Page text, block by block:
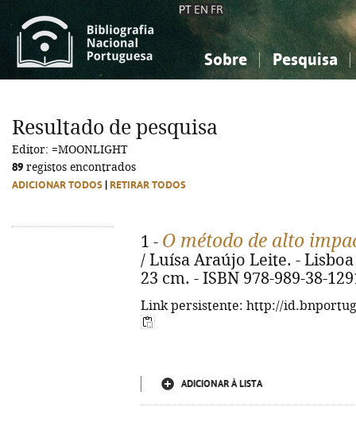
PT EN FR
Sobre Pesquisa
Ciências sociais...
Ciências sociais...
Resultado de pesquisa
Editor: =MOONLIGHT
89 registos encontrados
ADICIONAR TODOS RETIRAR TODOS
1 - O método de alto
/ Luísa Araújo Leite. -
23 cm. - ISBN 978-989-38-
Link persistente: http://
ADICIONAR À LISTA